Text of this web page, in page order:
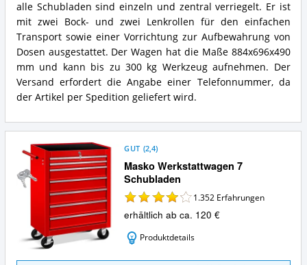
alle Schubladen sind einzeln und zentral verriegelt. Er ist
mit zwei Bock- und zwei Lenkrollen für den einfachen
Transport sowie einer Vorrichtung zur Aufbewahrung von
Dosen ausgestattet. Der Wagen hat die Maße 884x696x490
mm und kann bis zu 300 kg Werkzeug aufnehmen. Der
Versand erfordert die Angabe einer Telefonnummer, da
der Artikel per Spedition geliefert wird.
Masko Werkstattwagen 7
Schubladen
GUT (2,4)
1.352 Erfahrungen
erhältlich ab ca. 120 €
Produktdetails